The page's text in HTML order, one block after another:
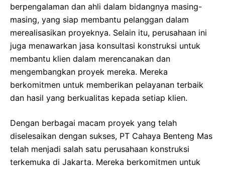
berpengalaman dan ahli dalam bidangnya masing-
masing, yang siap membantu pelanggan dalam
merealisasikan proyeknya. Selain itu, perusahaan ini
juga menawarkan jasa konsultasi konstruksi untuk
membantu klien dalam merencanakan dan
mengembangkan proyek mereka. Mereka
berkomitmen untuk memberikan pelayanan terbaik
dan hasil yang berkualitas kepada setiap klien.
Dengan berbagai macam proyek yang telah
diselesaikan dengan sukses, PT Cahaya Benteng Mas
telah menjadi salah satu perusahaan konstruksi
terkemuka di Jakarta. Mereka berkomitmen untuk